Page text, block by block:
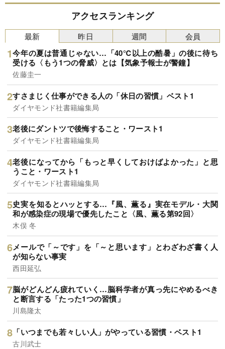
アクセスランキング
最新
今年の夏は普通じゃない…「40℃以上の酷暑」の後に待ち
受ける〈もう1つの脅威〉とは【気象予報士が警鐘】
佐藤圭一
すさまじく仕事ができる人の「休日の習慣」ベスト1
ダイヤモンド社書籍編集局
老後にダントツで後悔すること・ワースト1
ダイヤモンド社書籍編集局
老後になってから「もっと早くしておけばよかった」と思
うこと・ワースト1
ダイヤモンド社書籍編集局
史実を知るとハッとする…『風、薫る』実在モデル・大関
和が感染症の現場で優先したこと〈風、薫る第92回〉
木俣 冬
メールで「～です」を「～と思います」とわざわざ書く人
が知らない事実
西田延弘
脳がどんどん疲れていく…脳科学者が真っ先にやめるべき
と断言する「たった1つの習慣」
川島隆太
「いつまでも若々しい人」がやっている習慣・ベスト1
古川武士
昨日 週間 会員